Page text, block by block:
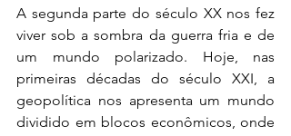
A segunda parte do século XX nos fez
viver sob a sombra da guerra fria e de
um mundo polarizado. Hoje, nas
primeiras décadas do século XXI, a
geopolítica nos apresenta um mundo
dividido em blocos econômicos, onde